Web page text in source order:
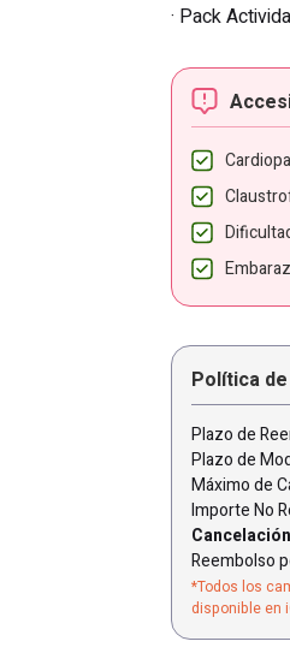
· Pack
Política
Plazo de
Plazo de
Máximo de
Importe No
Reembolso
*Todos los
disponible en